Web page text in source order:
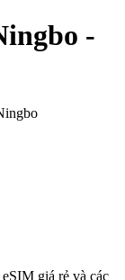
-
giá rẻ và các